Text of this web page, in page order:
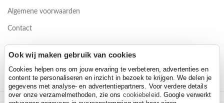
Algemene voorwaarden
Contact
Ook wij maken gebruik van cookies
Cookies helpen ons om jouw ervaring te verbeteren, advertenties en
content te personaliseren en inzicht in bezoek te krijgen. We delen je
gegevens met analyse- en advertentiepartners. Voor verdere details
over onze verzamelmethoden, zie ons cookiebeleid. Google verwerkt